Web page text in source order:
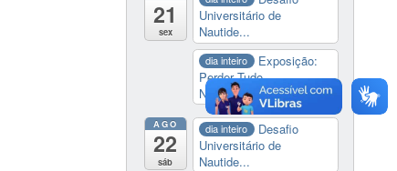
21
sex
Universitário de
Nautide...
dia inteiro
Exposição:
Perder Tudo.
Novament...
AGO
22
sáb
dia inteiro
Desafio
Universitário de
Nautide...